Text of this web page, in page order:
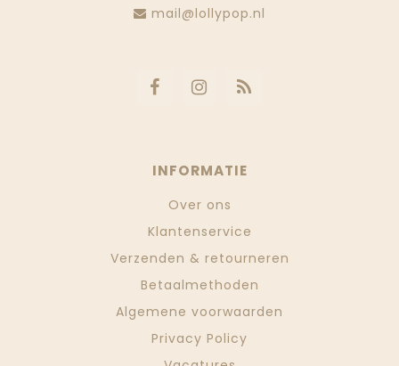
mail@lollypop.nl
INFORMATIE
Over ons
Klantenservice
Verzenden & retourneren
Betaalmethoden
Algemene voorwaarden
Privacy Policy